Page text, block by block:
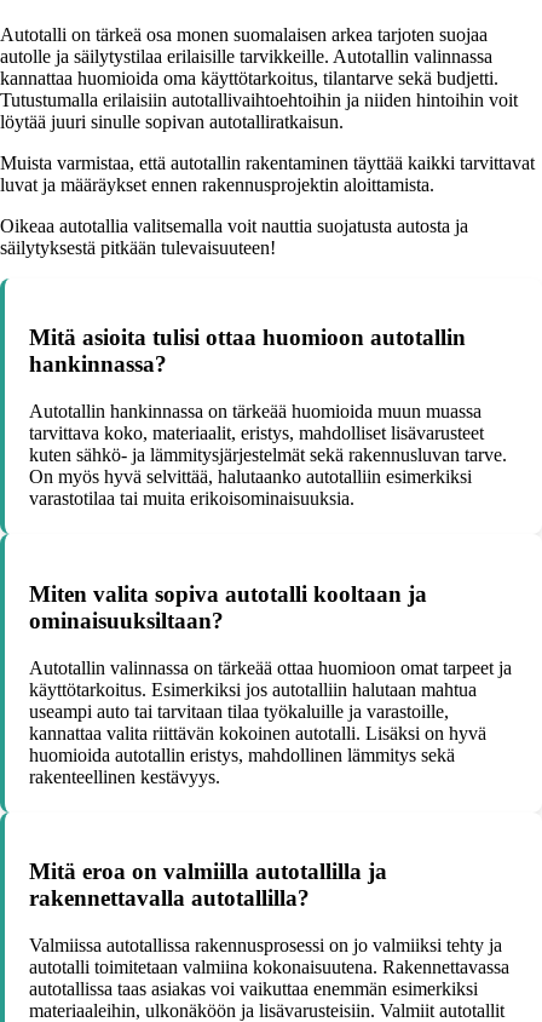
Autotalli on tärkeä osa monen suomalaisen arkea tarjoten suojaa
autolle ja säilytystilaa erilaisille tarvikkeille. Autotallin valinnassa
kannattaa huomioida oma käyttötarkoitus, tilantarve sekä budjetti.
Tutustumalla erilaisiin autotallivaihtoehtoihin ja niiden hintoihin voit
löytää juuri sinulle sopivan autotalliratkaisun.
Muista varmistaa, että autotallin rakentaminen täyttää kaikki tarvittavat
luvat ja määräykset ennen rakennusprojektin aloittamista.
Oikeaa autotallia valitsemalla voit nauttia suojatusta autosta ja
säilytyksestä pitkään tulevaisuuteen!
Mitä asioita tulisi ottaa huomioon autotallin
hankinnassa?
Autotallin hankinnassa on tärkeää huomioida muun muassa
tarvittava koko, materiaalit, eristys, mahdolliset lisävarusteet
kuten sähkö- ja lämmitysjärjestelmät sekä rakennusluvan tarve.
On myös hyvä selvittää, halutaanko autotalliin esimerkiksi
varastotilaa tai muita erikoisominaisuuksia.
Miten valita sopiva autotalli kooltaan ja
ominaisuuksiltaan?
Autotallin valinnassa on tärkeää ottaa huomioon omat tarpeet ja
käyttötarkoitus. Esimerkiksi jos autotalliin halutaan mahtua
useampi auto tai tarvitaan tilaa työkaluille ja varastoille,
kannattaa valita riittävän kokoinen autotalli. Lisäksi on hyvä
huomioida autotallin eristys, mahdollinen lämmitys sekä
rakenteellinen kestävyys.
Mitä eroa on valmiilla autotallilla ja
rakennettavalla autotallilla?
Valmiissa autotallissa rakennusprosessi on jo valmiiksi tehty ja
autotalli toimitetaan valmiina kokonaisuutena. Rakennettavassa
autotallissa taas asiakas voi vaikuttaa enemmän esimerkiksi
materiaaleihin, ulkonäköön ja lisävarusteisiin. Valmiit autotallit